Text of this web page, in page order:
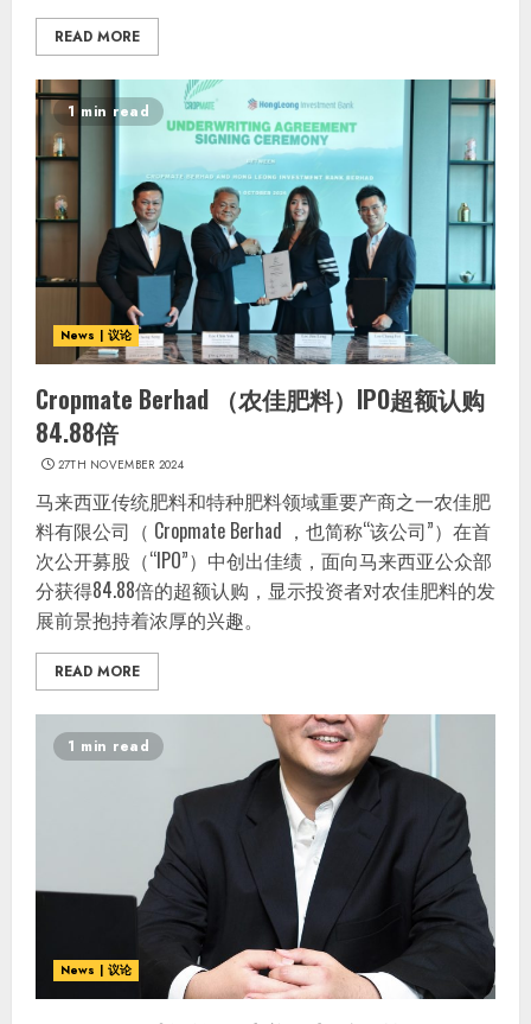
READ MORE
1 min read
News | 议论
Cropmate Berhad （农佳肥料）IPO超额认购
84.88倍
27TH NOVEMBER 2024
马来西亚传统肥料和特种肥料领域重要产商之一农佳肥
料有限公司（ Cropmate Berhad ，也简称“该公司”）在首
次公开募股（“IPO”）中创出佳绩，面向马来西亚公众部
分获得84.88倍的超额认购，显示投资者对农佳肥料的发
展前景抱持着浓厚的兴趣。
READ MORE
1 min read
News | 议论